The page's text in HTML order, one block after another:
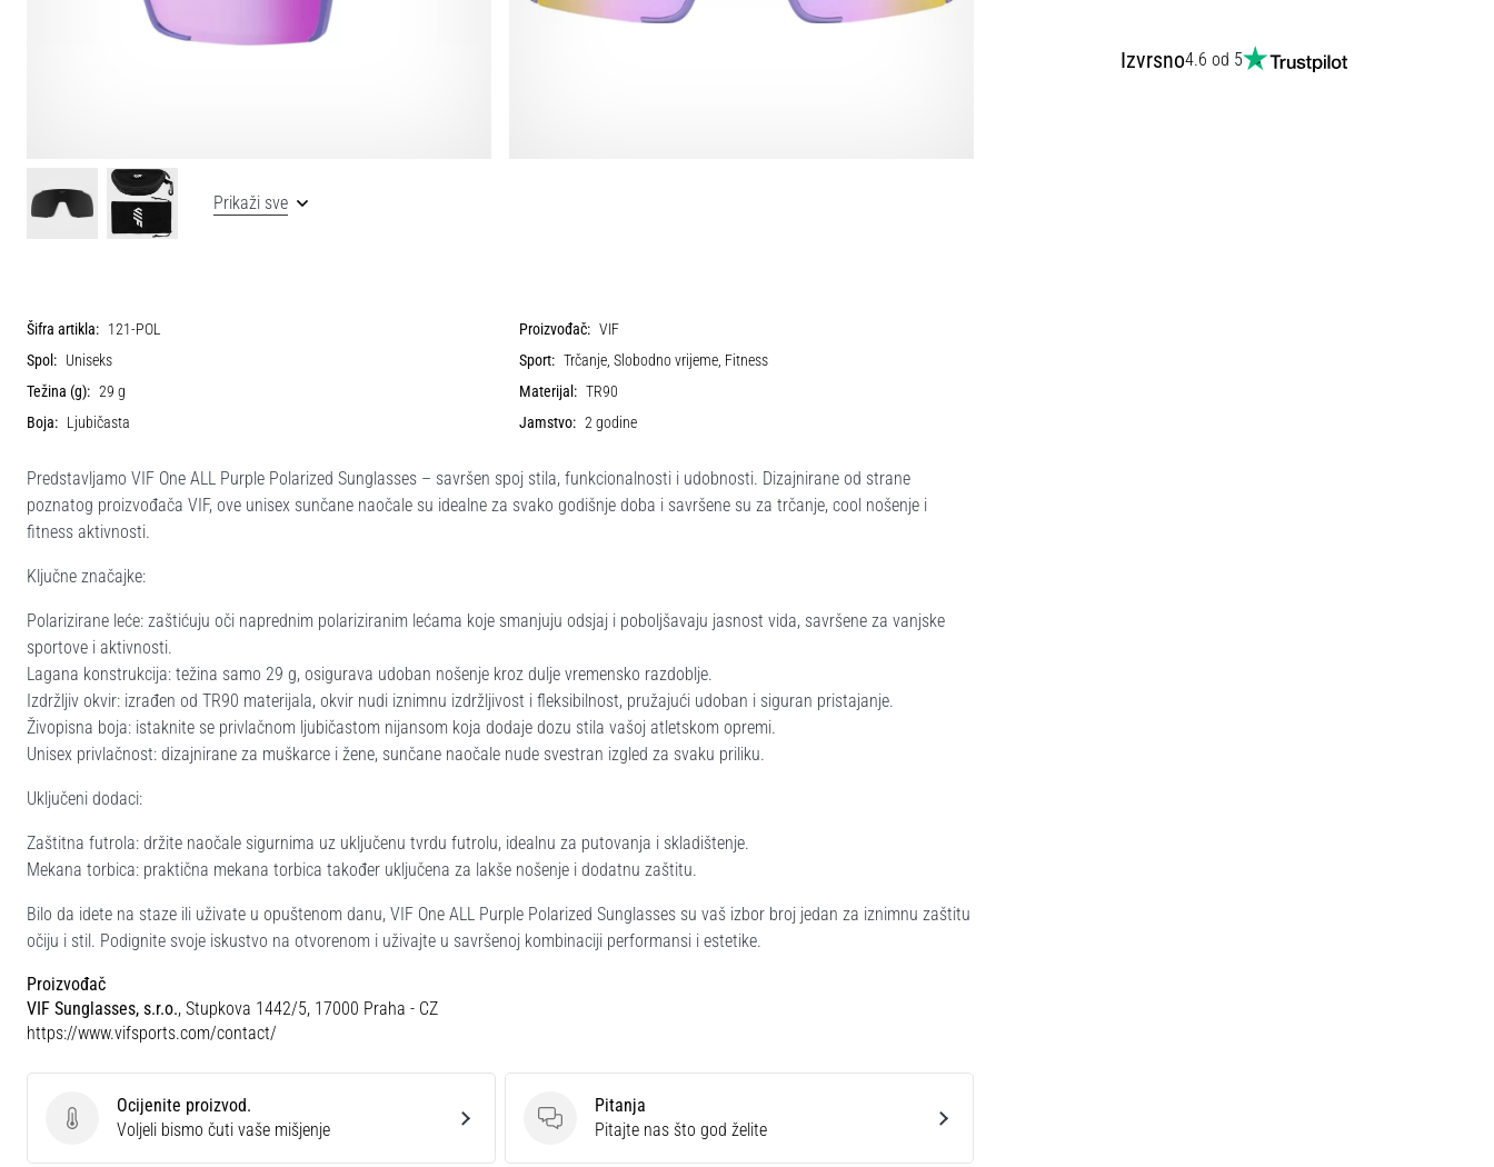
Izvrsno4.6 od 5
Prikaži sve
Šifra artikla: 121-POL Proizvođač: VIF
Spol: Uniseks Sport: Trčanje, Slobodno vrijeme, Fitness
Težina (g): 29 g Materijal: TR90
Boja: Ljubičasta Jamstvo: 2 godine
Predstavljamo VIF One ALL Purple Polarized Sunglasses – savršen spoj stila, funkcionalnosti i udobnosti. Dizajnirane od strane
poznatog proizvođača VIF, ove unisex sunčane naočale su idealne za svako godišnje doba i savršene su za trčanje, cool nošenje i
fitness aktivnosti.
Ključne značajke:
Polarizirane leće: zaštićuju oči naprednim polariziranim lećama koje smanjuju odsjaj i poboljšavaju jasnost vida, savršene za vanjske
sportove i aktivnosti.
Lagana konstrukcija: težina samo 29 g, osigurava udoban nošenje kroz dulje vremensko razdoblje.
Izdržljiv okvir: izrađen od TR90 materijala, okvir nudi iznimnu izdržljivost i fleksibilnost, pružajući udoban i siguran pristajanje.
Živopisna boja: istaknite se privlačnom ljubičastom nijansom koja dodaje dozu stila vašoj atletskom opremi.
Unisex privlačnost: dizajnirane za muškarce i žene, sunčane naočale nude svestran izgled za svaku priliku.
Uključeni dodaci:
Zaštitna futrola: držite naočale sigurnima uz uključenu tvrdu futrolu, idealnu za putovanja i skladištenje.
Mekana torbica: praktična mekana torbica također uključena za lakše nošenje i dodatnu zaštitu.
Bilo da idete na staze ili uživate u opuštenom danu, VIF One ALL Purple Polarized Sunglasses su vaš izbor broj jedan za iznimnu zaštitu
očiju i stil. Podignite svoje iskustvo na otvorenom i uživajte u savršenoj kombinaciji performansi i estetike.
Proizvođač
VIF Sunglasses, s.r.o., Stupkova 1442/5, 17000 Praha - CZ
https://www.vifsports.com/contact/
Ocijenite proizvod.
Ocijenite proizvod.
Voljeli bismo čuti vaše mišjenje
Pitanja
Pitanja
Pitajte nas što god želite